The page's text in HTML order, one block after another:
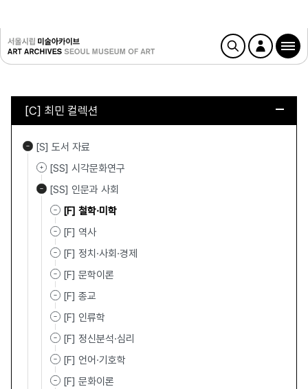
[C] 최민 컬렉션
[S] 도서 자료
[SS] 시각문화연구
[SS] 인문과 사회
[F] 철학·미학
[F] 역사
[F] 정치·사회·경제
[F] 문학이론
[F] 종교
[F] 인류학
[F] 정신분석·심리
[F] 언어·기호학
[F] 문화이론